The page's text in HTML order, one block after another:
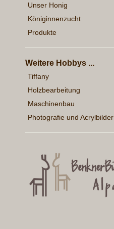
Unser Honig
Königinnenzucht
Produkte
Weitere Hobbys ...
Tiffany
Holzbearbeitung
Maschinenbau
Photografie und Acrylbilder